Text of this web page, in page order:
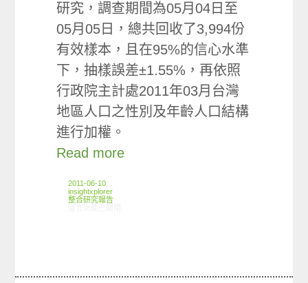
研究，調查期間為05月04日至
05月05日，總共回收了3,994份
有效樣本，且在95%的信心水準
下，抽樣誤差±1.55%，再依照
行政院主計處2011年03月台灣
地區人口之性別及年齡人口結構
進行加權。
Read more
2011-06-10
insightxplorer
整合研究報告